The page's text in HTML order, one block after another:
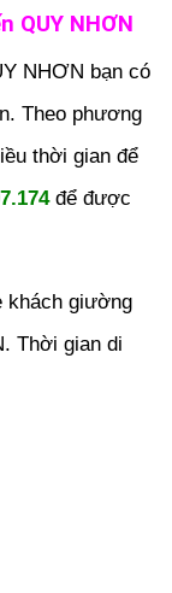
QUY NHƠN
NHƠN bạn có
Theo phương
thời gian để
để được
khách giường
Thời gian di